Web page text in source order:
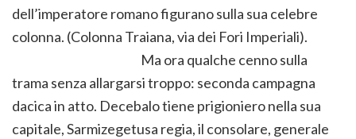
dell’imperatore romano figurano sulla sua celebre
colonna. (Colonna Traiana, via dei Fori Imperiali).
Ma ora qualche cenno sulla
trama senza allargarsi troppo: seconda campagna
dacica in atto. Decebalo tiene prigioniero nella sua
capitale, Sarmizegetusa regia, il consolare, generale